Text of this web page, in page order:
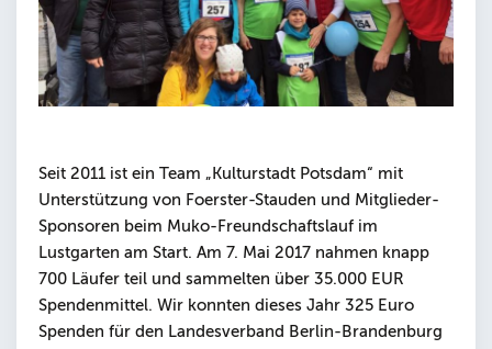
Seit 2011 ist ein Team „Kulturstadt Potsdam“ mit
Unterstützung von Foerster-Stauden und Mitglieder-
Sponsoren beim Muko-Freundschaftslauf im
Lustgarten am Start. Am 7. Mai 2017 nahmen knapp
700 Läufer teil und sammelten über 35.000 EUR
Spendenmittel. Wir konnten dieses Jahr 325 Euro
Spenden für den Landesverband Berlin-Brandenburg